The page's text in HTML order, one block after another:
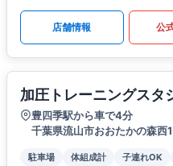
店舗情報 公
加圧トレーニングスタ
豊四季駅から車で4分
千葉県流山市おおたかの森
駐車場 体組成計 子連れOK